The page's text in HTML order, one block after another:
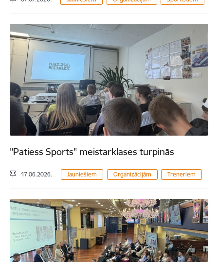
"Patiess Sports" meistarklases turpinās
17.06.2026. Jauniešiem Organizācijām Treneriem